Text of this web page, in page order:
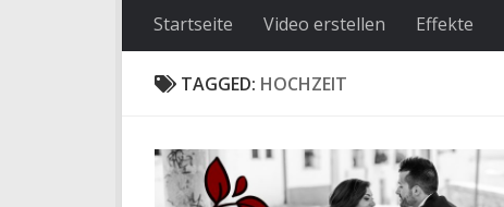
Startseite Video erstellen Effekte
TAGGED: HOCHZEIT